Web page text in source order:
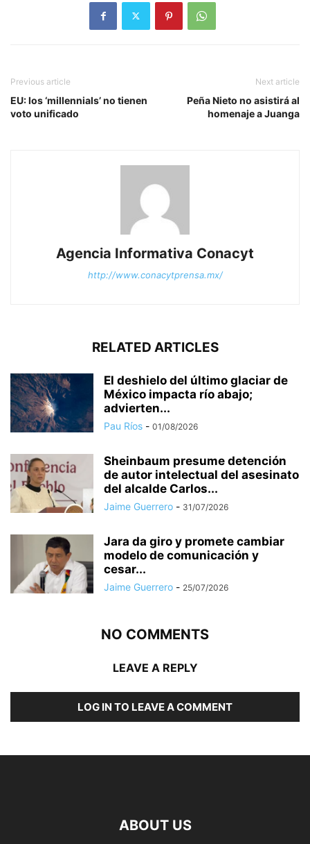
Previous article
EU: los ‘millennials’ no tienen
voto unificado
Next article
Peña Nieto no asistirá al
homenaje a Juanga
Agencia Informativa Conacyt
http://www.conacytprensa.mx/
RELATED ARTICLES
El deshielo del último glaciar de
México impacta río abajo;
advierten...
Pau Ríos - 01/08/2026
Sheinbaum presume detención
de autor intelectual del asesinato
del alcalde Carlos...
Jaime Guerrero - 31/07/2026
Jara da giro y promete cambiar
modelo de comunicación y
cesar...
Jaime Guerrero - 25/07/2026
NO COMMENTS
LEAVE A REPLY
LOG IN TO LEAVE A COMMENT
ABOUT US